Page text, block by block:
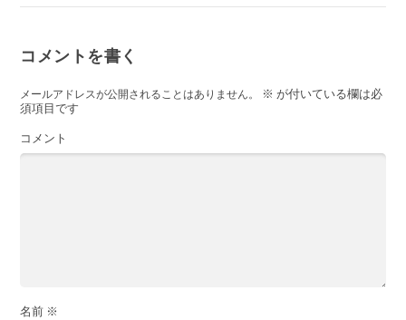
コメントを書く
メールアドレスが公開されることはありません。 ※ が付いている欄は必
須項目です
コメント
名前 ※